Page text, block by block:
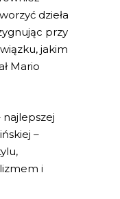
dzieła
przy
jakim
Mario
najlepszej
–
i